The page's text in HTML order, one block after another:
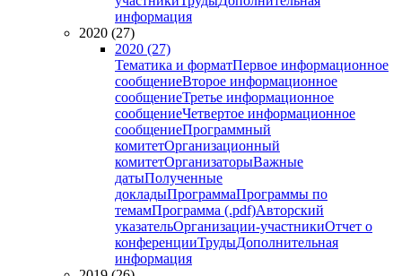
информация
2020 (27)
2020 (27)
Тематика и форматПервое информационное
сообщениеВторое информационное
сообщениеТретье информационное
сообщениеЧетвертое информационное
сообщениеПрограммный
комитетОрганизационный
комитетОрганизаторыВажные
датыПолученные
докладыПрограммаПрограммы по
темамПрограмма (.pdf)Авторский
указательОрганизации-участникиОтчет о
конференцииТрудыДополнительная
информация